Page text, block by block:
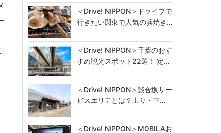
＜Drive! NIPPON＞ドライブで
行きたい関東で人気の浜焼き…
＜Drive! NIPPON＞千葉のおす
すめ観光スポット22選！ 定…
＜Drive! NIPPON＞談合坂サー
ビスエリアとは？上り・下…
＜Drive! NIPPON＞MOBILAお